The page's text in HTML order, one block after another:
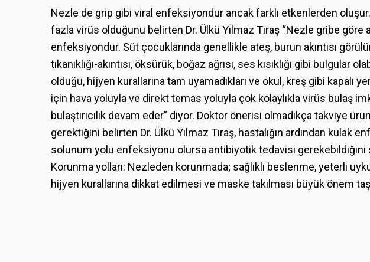
Nezle de grip gibi viral enfeksiyondur ancak farklı etkenlerden
fazla virüs olduğunu belirten Dr. Ülkü Yılmaz Tıraş “Nezle gribe
enfeksiyondur. Süt çocuklarında genellikle ateş, burun akıntısı
tıkanıklığı-akıntısı, öksürük, boğaz ağrısı, ses kısıklığı gibi bulgular
olduğu, hijyen kurallarına tam uyamadıkları ve okul, kreş gibi kapalı
için hava yoluyla ve direkt temas yoluyla çok kolaylıkla virüs bulaş
bulaştırıcılık devam eder” diyor. Doktor önerisi olmadıkça takviye
gerektiğini belirten Dr. Ülkü Yılmaz Tıraş, hastalığın ardından kulak
solunum yolu enfeksiyonu olursa antibiyotik tedavisi gerekebildiğini
Korunma yolları: Nezleden korunmada; sağlıklı beslenme, yeterli
hijyen kurallarına dikkat edilmesi ve maske takılması büyük önem